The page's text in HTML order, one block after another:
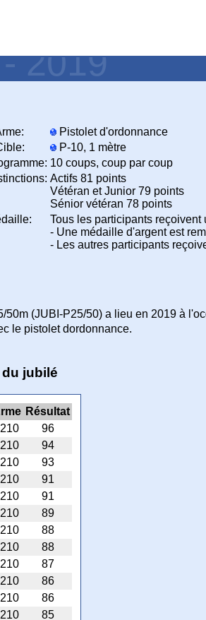
- 2019
Pistolet d'ordonnance
P-10, 1 mètre
10 coups, coup par coup
Actifs 81 points
Vétéran et Junior 79 points
Sénior vétéran 78 points
Tous les participants reçoivent
- Une médaille d'argent est
- Les autres participants
50m (JUBI-P25/50) a lieu en 2019 à
le pistolet dordonnance.
jubilé
Résultat
96
94
93
91
91
89
88
88
87
86
86
85